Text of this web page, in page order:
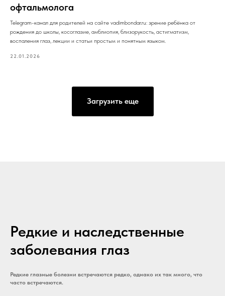
офтальмолога
Telegram-канал для родителей на сайте vadimbondar.ru: зрение ребёнка от
рождения до школы, косоглазие, амблиопия, близорукость, астигматизм,
воспаления глаз, лекции и статьи простым и понятным языком.
22.01.2026
Загрузить еще
Редкие и наследственные
заболевания глаз
Редкие глазные болезни встречаются редко, однако их так много, что
часто встречаются.